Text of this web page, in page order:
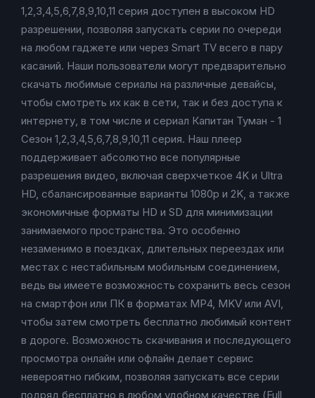
1,2,3,4,5,6,7,8,9,10,11 серия доступен в высоком HD
разрешении, позволяя запускать серии по очереди
на любом гаджете или через Smart TV всего в пару
касаний. Наши пользователи могут предварительно
скачать любимые сериалы на различные девайсы,
чтобы смотреть их как в сети, так и без доступа к
интернету, в том числе и сериал Капитан Туман - 1
Сезон 1,2,3,4,5,6,7,8,9,10,11 серия. Наш плеер
поддерживает абсолютно все популярные
разрешения видео, включая сверхчеткое 4K и Ultra
HD, сбалансированные варианты 1080p и 2K, а также
экономичные форматы HD и SD для минимизации
занимаемого пространства. Это особенно
незаменимо в поездках, длительных переездах или
местах с нестабильным мобильным соединением,
ведь вы имеете возможность сохранить весь сезон
на смартфон или ПК в форматах MP4, MKV или AVI,
чтобы затем смотреть бесплатно любимый контент
в дороге. Возможность скачивания и последующего
просмотра онлайн или офлайн делает сервис
невероятно гибким, позволяя запускать все серии
подряд бесплатно в любом удобном качестве (Full